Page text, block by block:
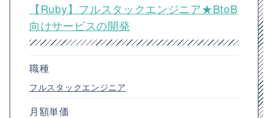
【Ruby】フルスタックエンジニア★BtoB
向けサービスの開発
職種
フルスタックエンジニア
月額単価